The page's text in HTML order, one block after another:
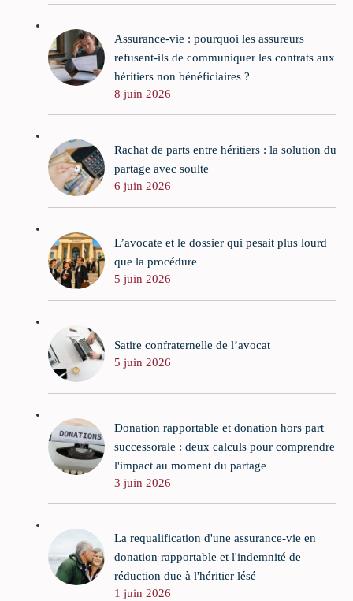
Assurance-vie : pourquoi les assureurs
refusent-ils de communiquer les contrats aux
héritiers non bénéficiaires ?
8 juin 2026
Rachat de parts entre héritiers : la solution du
partage avec soulte
6 juin 2026
L’avocate et le dossier qui pesait plus lourd
que la procédure
5 juin 2026
Satire confraternelle de l’avocat
5 juin 2026
Donation rapportable et donation hors part
successorale : deux calculs pour comprendre
l'impact au moment du partage
3 juin 2026
La requalification d'une assurance-vie en
donation rapportable et l'indemnité de
réduction due à l'héritier lésé
1 juin 2026